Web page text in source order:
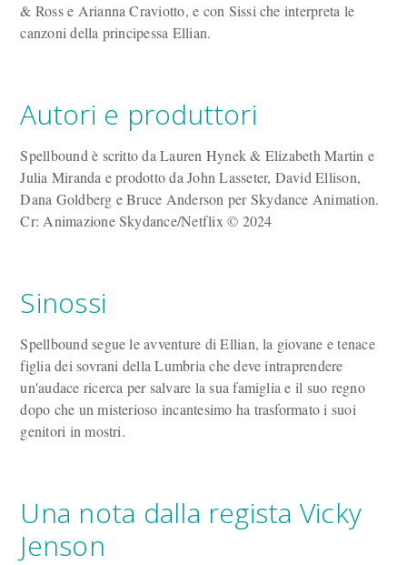
& Ross e Arianna Craviotto, e con Sissi che interpreta le
canzoni della principessa Ellian.
Autori e produttori
Spellbound è scritto da Lauren Hynek & Elizabeth Martin e
Julia Miranda e prodotto da John Lasseter, David Ellison,
Dana Goldberg e Bruce Anderson per Skydance Animation.
Cr: Animazione Skydance/Netflix © 2024
Sinossi
Spellbound segue le avventure di Ellian, la giovane e tenace
figlia dei sovrani della Lumbria che deve intraprendere
un'audace ricerca per salvare la sua famiglia e il suo regno
dopo che un misterioso incantesimo ha trasformato i suoi
genitori in mostri.
Una nota dalla regista Vicky
Jenson